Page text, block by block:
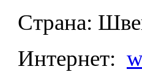
Страна:
Интернет: